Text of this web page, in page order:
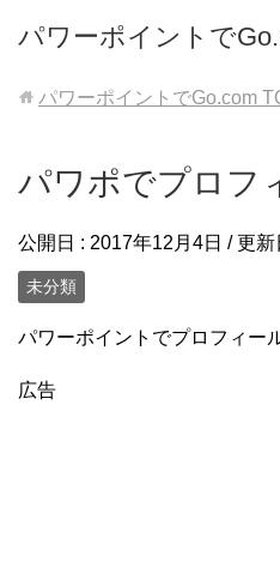
パワーポイントで
パワーポイントでGo.com
パワポでプロフ
公開日 : 2017年12月4日 / 更新
未分類
パワーポイントでプロフィー
広告